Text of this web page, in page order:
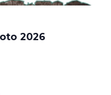
2026